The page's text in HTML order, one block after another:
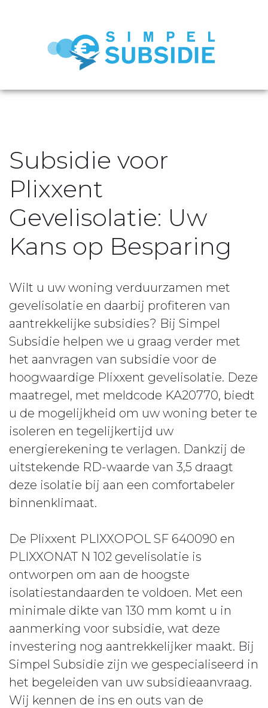
Subsidie voor
Plixxent
Gevelisolatie: Uw
Kans op Besparing
Wilt u uw woning verduurzamen met
gevelisolatie en daarbij profiteren van
aantrekkelijke subsidies? Bij Simpel
Subsidie helpen we u graag verder met
het aanvragen van subsidie voor de
hoogwaardige Plixxent gevelisolatie. Deze
maatregel, met meldcode KA20770, biedt
u de mogelijkheid om uw woning beter te
isoleren en tegelijkertijd uw
energierekening te verlagen. Dankzij de
uitstekende RD-waarde van 3,5 draagt
deze isolatie bij aan een comfortabeler
binnenklimaat.
De Plixxent PLIXXOPOL SF 640090 en
PLIXXONAT N 102 gevelisolatie is
ontworpen om aan de hoogste
isolatiestandaarden te voldoen. Met een
minimale dikte van 130 mm komt u in
aanmerking voor subsidie, wat deze
investering nog aantrekkelijker maakt. Bij
Simpel Subsidie zijn we gespecialiseerd in
het begeleiden van uw subsidieaanvraag.
Wij kennen de ins en outs van de